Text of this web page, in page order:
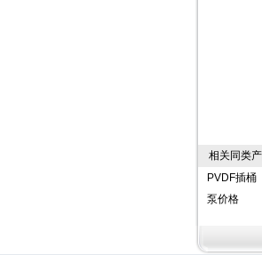
相关同类产
PVDF插桶
泵价格